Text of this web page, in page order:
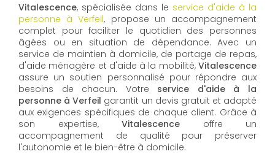
Vitalescence, spécialisée dans le service d'aide à la
personne à Verfeil, propose un accompagnement
complet pour faciliter le quotidien des personnes
âgées ou en situation de dépendance. Avec un
service de maintien à domicile, de portage de repas,
d'aide ménagère et d'aide à la mobilité, Vitalescence
assure un soutien personnalisé pour répondre aux
besoins de chacun. Votre service d'aide à la
personne à Verfeil garantit un devis gratuit et adapté
aux exigences spécifiques de chaque client. Grâce à
son expertise, Vitalescence offre un
accompagnement de qualité pour préserver
l'autonomie et le bien-être à domicile.